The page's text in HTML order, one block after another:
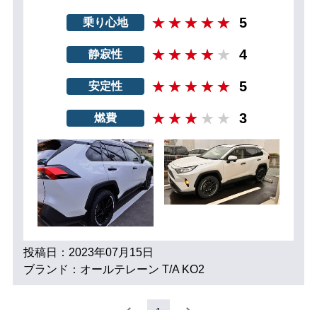
乗り心地 5
静寂性 4
安定性 5
燃費 3
投稿日：2023年07月15日
ブランド：オールテレーン T/A KO2